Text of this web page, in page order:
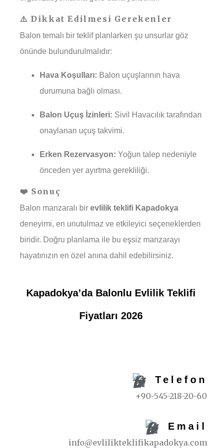
⚠️ Dikkat Edilmesi Gerekenler
Balon temalı bir teklif planlarken şu unsurlar göz
önünde bulundurulmalıdır:
Hava Koşulları: Balon uçuşlarının hava
durumuna bağlı olması.
Balon Uçuş İzinleri: Sivil Havacılık tarafından
onaylanan uçuş takvimi.
Erken Rezervasyon: Yoğun talep nedeniyle
önceden yer ayırtma gerekliliği.
❤️ Sonuç
Balon manzaralı bir evlilik teklifi Kapadokya
deneyimi, en unutulmaz ve etkileyici seçeneklerden
biridir. Doğru planlama ile bu eşsiz manzarayı
hayatınızın en özel anına dahil edebilirsiniz.
Kapadokya’da Balonlu Evlilik Teklifi
Fiyatları 2026
Telefon
+90-545-218-20-60
Email
info@evlilikteklifikapadokya.com